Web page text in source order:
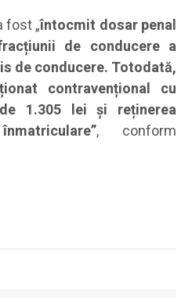
fost „întocmit dosar penal
de conducere a
de conducere. Totodată,
contravențional cu
1.305 lei și reținerea
, conform